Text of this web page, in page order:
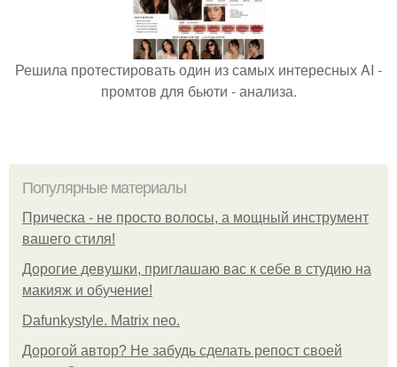
Решила протестировать один из самых интересных AI -
промтов для бьюти - анализа.
Популярные материалы
Прическа - не просто волосы, а мощный инструмент
вашего стиля!
Дорогие девушки, приглашаю вас к себе в студию на
макияж и обучение!
Dafunkystyle. Matrix neo.
Дорогой автор? Не забудь сделать репост своей